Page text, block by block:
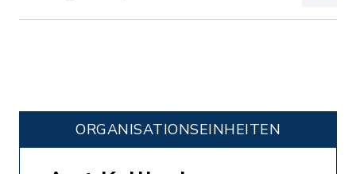
ORGANISATIONS­EINHEITEN